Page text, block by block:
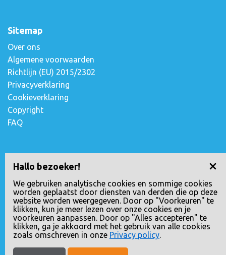
Hallo bezoeker!
We gebruiken analytische cookies en sommige cookies
worden geplaatst door diensten van derden die op deze
website worden weergegeven. Door op "Voorkeuren" te
klikken, kun je meer lezen over onze cookies en je
voorkeuren aanpassen. Door op "Alles accepteren" te
klikken, ga je akkoord met het gebruik van alle cookies
zoals omschreven in onze Privacy policy.
Sitemap
Over ons
Algemene voorwaarden
Richtlijn (EU) 2015/2302
Privacyverklaring
Cookieverklaring
Copyright
FAQ
Contact opnemen
Escudostraat 2
2991 XV Barendrecht, Nederland
010-4971180
info@loopreizen.nl
KVK nr.: 24258592